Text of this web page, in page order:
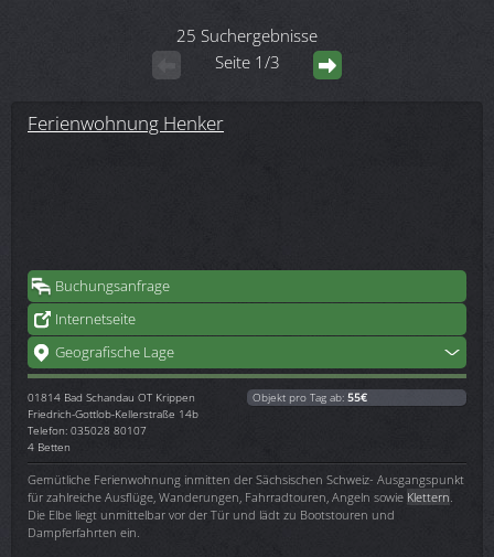
25 Suchergebnisse
Seite 1/3
Ferienwohnung Henker
Buchungsanfrage
Internetseite
Geografische Lage
01814 Bad Schandau OT Krippen
Friedrich-Gottlob-Kellerstraße 14b
Telefon: 035028 80107
4 Betten
Objekt pro Tag ab: 55€
Gemütliche Ferienwohnung inmitten der Sächsischen Schweiz- Ausgangspunkt
für zahlreiche Ausflüge, Wanderungen, Fahrradtouren, Angeln sowie Klettern
Die Elbe liegt unmittelbar vor der Tür und lädt zu Bootstouren und
Dampferfahrten ein.